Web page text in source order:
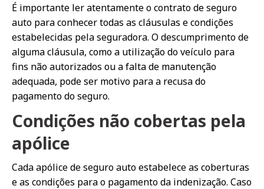
É importante ler atentamente o contrato de seguro
auto para conhecer todas as cláusulas e condições
estabelecidas pela seguradora. O descumprimento de
alguma cláusula, como a utilização do veículo para
fins não autorizados ou a falta de manutenção
adequada, pode ser motivo para a recusa do
pagamento do seguro.
Condições não cobertas pela
apólice
Cada apólice de seguro auto estabelece as coberturas
e as condições para o pagamento da indenização. Caso